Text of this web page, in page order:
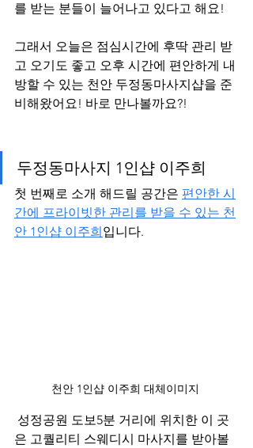
를 받는 분들이 늘어나고 있다고 해요!
그래서 오늘은 점심시간에 후딱 관리 받
고 오기도 좋고 오후 시간에 편안하게 내
방할 수 있는 천안 두정동마사지샵을 준
비해왔어요! 바로 만나볼까요?!
두정동마사지 1인샵 이주희
첫 번째로 소개 해드릴 공간은 편안한 시
간에 프라이빗한 관리를 받을 수 있는 천
안 1인샵 이주희입니다.
천안 1인샵 이주희 대체이미지
은 고퀄리티 스웨디시 마사지를 받아볼